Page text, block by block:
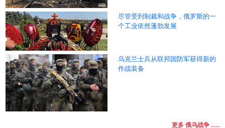
尽管受到制裁和战争，俄罗斯的一
个工业依然蓬勃发展
乌克兰士兵从联邦国防军获得新的
作战装备
更多 俄乌战争 ......